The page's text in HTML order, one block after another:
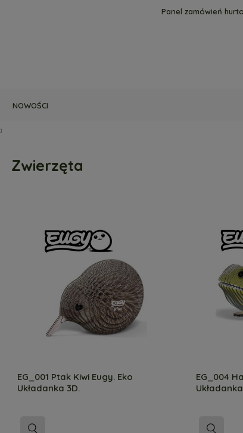
Panel zamówień
NOWOŚCI
Zwierzęta
EG_001 Ptak Kiwi Eugy. Eko
Układanka 3D.
EG_004